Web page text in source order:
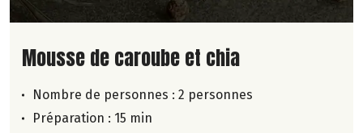
Lire la suite de la recette
Mousse de caroube et chia
Nombre de personnes : 2 personnes
Préparation : 15 min